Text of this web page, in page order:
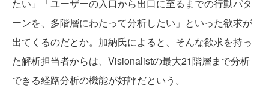
たい」「ユーザーの入口から出口に至るまでの行動パタ
ーンを、多階層にわたって分析したい」といった欲求が
出てくるのだとか。加納氏によると、そんな欲求を持っ
た解析担当者からは、Visionalistの最大21階層まで分析
できる経路分析の機能が好評だという。